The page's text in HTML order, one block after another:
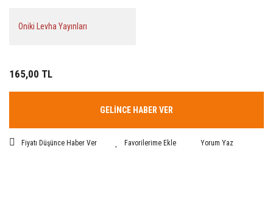
Oniki Levha Yayınları
165,00 TL
GELİNCE HABER VER
Fiyatı Düşünce Haber Ver Yorum Yaz